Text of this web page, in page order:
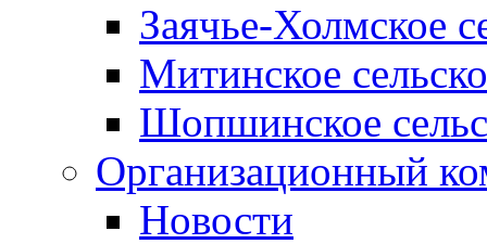
Заячье-Холмское
Митинское
Шопшинское
Организационный
Новости